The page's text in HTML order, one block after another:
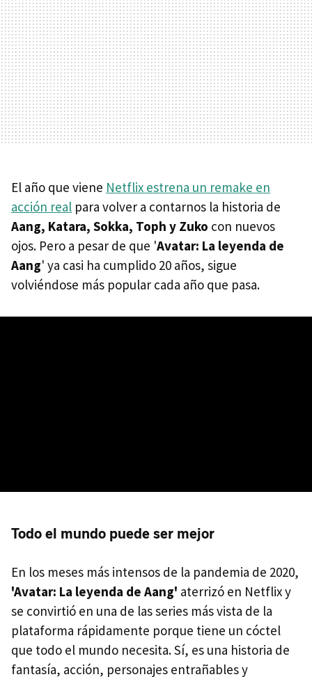
El año que viene Netflix estrena un remake en
acción real para volver a contarnos la historia de
Aang, Katara, Sokka, Toph y Zuko con nuevos
ojos. Pero a pesar de que 'Avatar: La leyenda de
Aang' ya casi ha cumplido 20 años, sigue
volviéndose más popular cada año que pasa.
Todo el mundo puede ser mejor
En los meses más intensos de la pandemia de 2020,
'Avatar: La leyenda de Aang' aterrizó en Netflix y
se convirtió en una de las series más vista de la
plataforma rápidamente porque tiene un cóctel
que todo el mundo necesita. Sí, es una historia de
fantasía, acción, personajes entrañables y